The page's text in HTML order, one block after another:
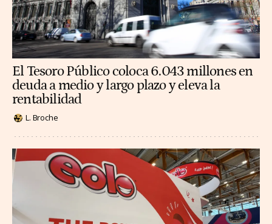
El Tesoro Público coloca 6.043 millones en
deuda a medio y largo plazo y eleva la
rentabilidad
L. Broche